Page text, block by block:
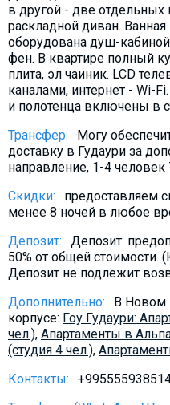
в другой - две отдельных
раскладной диван.
оборудована душ-
фен. В квартире полный
плита, эл чаиник. LCD
каналами, интернет - Wi-
и полотенца включены в
Трансфер:
Могу
доставку в Гудаури за
направление, 1-4 человек
Скидки:
предоставляем
менее 8 ночей в любое
Депозит:
Депозит:
50% от общей стоимости.
Депозит не подлежит
Дополнительно:
В Новом
корпусе: Гоу Гудаури:
чел.), Aпартаменты в
(студия 4 чел.),
Контакты: